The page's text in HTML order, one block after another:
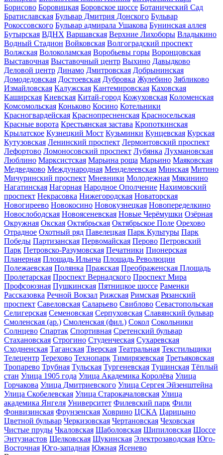
Борисово Боровицкая Боровское шоссе Ботанический Сад
Братиславская Бульвар Дмитрия Донского Бульвар
Рокоссовского Бульвар адмирала Ушакова Бунинская аллея
Бутырская ВДНХ Варшавская Верхние Лихоборы Владыкино
Водный Стадион Войковская Волгоградский проспект
Волжская Волоколамская Воробьевы горы Воронцовская
Выставочная Выставочный центр Выхино Давыдково
Деловой центр Динамо Дмитровская Добрынинская
Домодедовская Достоевская Дубровка Жулебино Зябликово
Измайловская Калужская Кантемировская Каховская
Каширская Киевская Китай-город Кожуховская Коломенская
Комсомольская Коньково Косино Котельники
Красногвардейская Краснопресненская Красносельская
Красные ворота Крестьянская застава Кропоткинская
Крылатское Кузнецкий Мост Кузьминки Кунцевская Курская
Кутузовская Ленинский проспект Лермонтовский проспект
Лефортово Ломоносовский проспект Лубянка Лухмановская
Люблино Марксистская Марьина роща Марьино Маяковская
Медведково Международная Менделеевская Минская Митино
Мичуринский проспект Мневники Молодежная Мякинино
Нагатинская Нагорная Народное Ополчение Нахимовский
проспект Некрасовка Нижегородская Новаторская
Новогиреево Новокосино Новокузнецкая Новопеределкино
Новослободская Новоясеневская Новые Черёмушки Озёрная
Окружная Окская Октябрьская Октябрьское Поле Орехово
Отрадное Охотный ряд Павелецкая Парк Культуры Парк
Победы Партизанская Первомайская Перово Петровский
Парк Петровско-Разумовская Печатники Пионерская
Планерная Площадь Ильича Площадь Революции
Полежаевская Полянка Пражская Преображенская Площадь
Пролетарская Проспект Вернадского Проспект Мира
Профсоюзная Пушкинская Пятницкое шоссе Раменки
Рассказовка Речной Вокзал Рижская Римская Рязанский
проспект Савеловская Саларьево Свиблово Севастопольская
Селигерская Семеновская Серпуховская Славянский бульвар
Смоленская (ар.) Смоленская (фил.) Сокол Сокольники
Солнцево Спартак Спортивная Сретенский бульвар
Стахановская Строгино Студенческая Сухаревская
Сходненская Таганская Тверская Театральная Текстильщики
Телецентр Терехово Технопарк Тимирязевская Третьяковская
Тропарево Трубная Тульская Тургеневская Тушинская Тёплый
стан Улица 1905 года Улица Академика Королёва Улица
Горчакова Улица Дмитриевского Улица Сергея Эйзенштейна
Улица Скобелевская Улица Старокачаловская Улица
академика Янгеля Университет Филевский парк Фили
Фонвизинская Фрунзенская Ховрино ЦСКА Царицыно
Цветной бульвар Черкизовская Чертановская Чеховская
Чистые пруды Чкаловская Шаболовская Шипиловская Шоссе
Энтузиастов Щелковская Щукинская Электрозаводская Юго-
Восточная Юго-западная Южная Ясенево